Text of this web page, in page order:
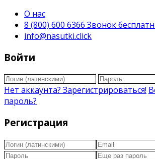
О нас
8 (800) 600 6366 Звонок
info@nasutki.click
Войти
Нет аккаунта? Зарегистрироваться!
пароль?
Регистрация